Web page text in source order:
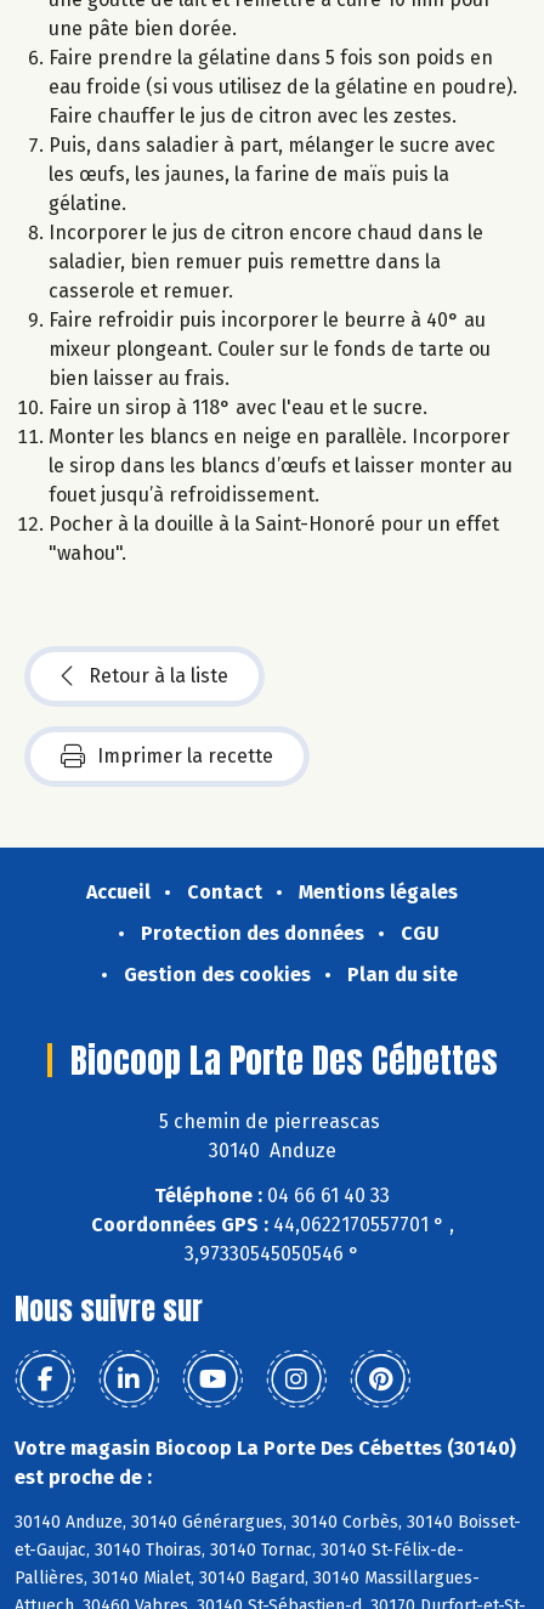
une pâte bien dorée.
Faire prendre la gélatine dans 5 fois son poids en
eau froide (si vous utilisez de la gélatine en poudre).
Faire chauffer le jus de citron avec les zestes.
Puis, dans saladier à part, mélanger le sucre avec
les œufs, les jaunes, la farine de maïs puis la
gélatine.
Incorporer le jus de citron encore chaud dans le
saladier, bien remuer puis remettre dans la
casserole et remuer.
Faire refroidir puis incorporer le beurre à 40° au
mixeur plongeant. Couler sur le fonds de tarte ou
bien laisser au frais.
Faire un sirop à 118° avec l'eau et le sucre.
Monter les blancs en neige en parallèle. Incorporer
le sirop dans les blancs d’œufs et laisser monter au
fouet jusqu’à refroidissement.
Pocher à la douille à la Saint-Honoré pour un effet
"wahou".
Retour à la liste
Imprimer la recette
Accueil Contact
Mentions légales
Protection des données
CGU
Gestion des cookies
Plan du site
Biocoop La Porte Des Cébettes
5 chemin de pierreascas
30140 Anduze
Téléphone : 04 66 61 40 33
Coordonnées GPS :44,0622170557701 ° ,
3,97330545050546 °
Nous suivre sur
Votre magasin Biocoop La Porte Des Cébettes (30140)
est proche de :
30140 Anduze, 30140 Générargues, 30140 Corbès, 30140 Boisset-
et-Gaujac, 30140 Thoiras, 30140 Tornac, 30140 St-Félix-de-
Pallières, 30140 Mialet, 30140 Bagard, 30140 Massillargues-